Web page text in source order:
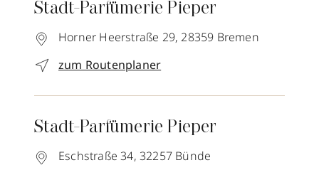
Stadt-Parfümerie Pieper
Horner Heerstraße 29, 28359 Bremen
zum Routenplaner
Stadt-Parfümerie Pieper
Eschstraße 34, 32257 Bünde